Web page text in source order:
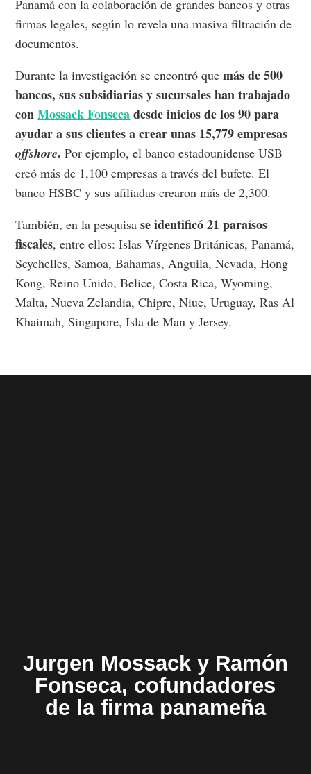
Panamá con la colaboración de grandes bancos y otras
firmas legales, según lo revela una masiva filtración de
documentos.
Durante la investigación se encontró quemás de 500
bancos, sus subsidiarias y sucursales han trabajado
conMossack Fonsecadesde inicios de los 90 para
ayudar a sus clientes a crear unas 15,779 empresas
offshore. Por ejemplo, el banco estadounidense USB
creó más de 1,100 empresas a través del bufete. El
banco HSBC y sus afiliadas crearon más de 2,300.
También, en la pesquisase identificó 21 paraísos
fiscales, entre ellos: Islas Vírgenes Británicas, Panamá,
Seychelles, Samoa, Bahamas, Anguila, Nevada, Hong
Kong, Reino Unido, Belice, Costa Rica, Wyoming,
Malta, Nueva Zelandia, Chipre, Niue, Uruguay, Ras Al
Khaimah, Singapore, Isla de Man y Jersey.
Jurgen Mossack y Ramón
Fonseca, cofundadores
de la firma panameña